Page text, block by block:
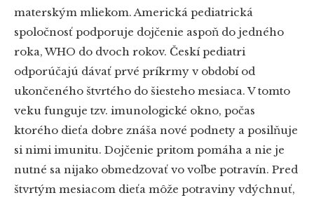
materským mliekom. Americká pediatrická
spoločnosť podporuje dojčenie aspoň do jedného
roka, WHO do dvoch rokov. Českí pediatri
odporúčajú dávať prvé príkrmy v období od
ukončeného štvrtého do šiesteho mesiaca. V tomto
veku funguje tzv. imunologické okno, počas
ktorého dieťa dobre znáša nové podnety a posilňuje
si nimi imunitu. Dojčenie pritom pomáha a nie je
nutné sa nijako obmedzovať vo voľbe potravín. Pred
štvrtým mesiacom dieťa môže potraviny vdýchnuť,